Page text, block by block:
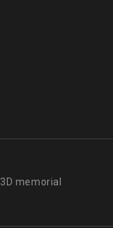
3D memorial